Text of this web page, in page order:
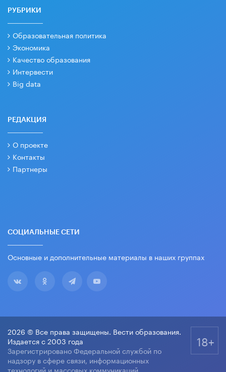
РУБРИКИ
Образовательная политика
Экономика
Качество образования
Интервести
Big data
РЕДАКЦИЯ
О проекте
Контакты
Партнеры
СОЦИАЛЬНЫЕ СЕТИ
Основные и дополнительные материалы в наших группах
2026 © Все права защищены. Вести образования.
Издается с 2003 года
Зарегистрировано Федеральной службой по
надзору в сфере связи, информационных
технологий и массовых коммуникаций.
18+